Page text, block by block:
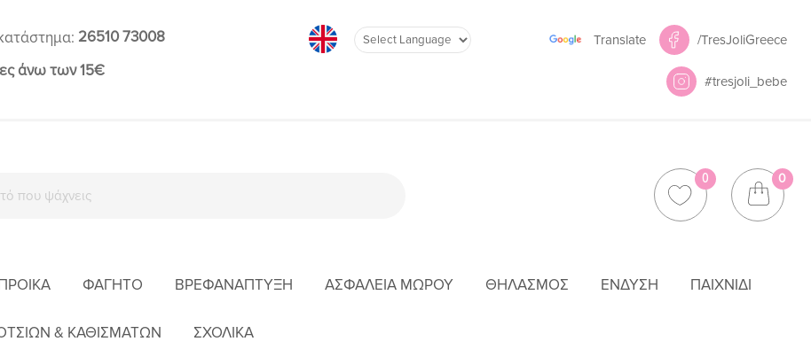
26510 73008
άνω των 15€
Translate /TresJoliGreece
#tresjoli_bebe
0 0
ΦΑΓΗΤΌ ΒΡΕΦΑΝΆΠΤΥΞΗ ΑΣΦΆΛΕΙΑ ΜΩΡΟΎ ΘΗΛΑΣΜΌΣ ΈΝΔΥΣΗ ΠΑΙΧΝΊΔΙ
& ΚΑΘΙΣΜΑΤΩΝ ΣΧΟΛΙΚΑ